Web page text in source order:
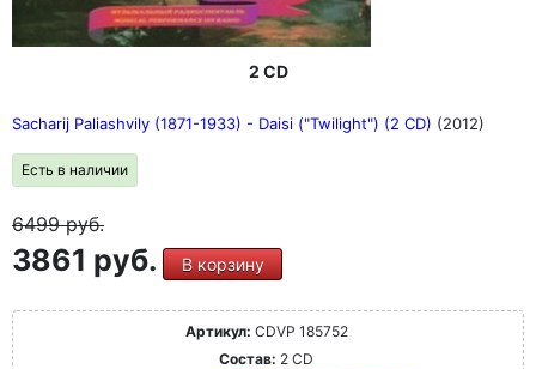
2 CD
Sacharij Paliashvily (1871-1933) - Daisi ("Twilight") (2 CD) (2012)
Есть в наличии
6499руб.
3861 руб. В корзину
Артикул: CDVP 185752
Состав: 2 CD